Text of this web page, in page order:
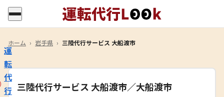
運
転
代
行
ホーム › 岩手県 › 三陸代行サービス 大船渡市
三陸代行サービス 大船渡市／大船渡市